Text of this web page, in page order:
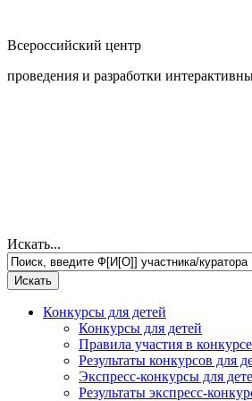
Всероссийский центр
проведения и разработки
Искать...
Конкурсы для детей
Конкурсы для детей
Правила участия в
Результаты конкурсов для
Экспресс-конкурсы для
Результаты экспресс-